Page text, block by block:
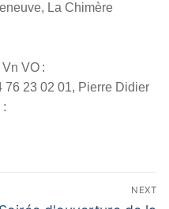
La Chimère
VO :
23 02 01, Pierre Didier
:
NEXT